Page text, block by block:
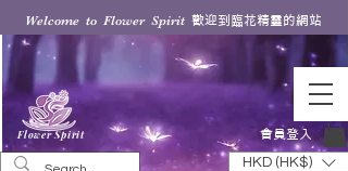
HKD (HK$)
Flower Spirit 會員登入
Welcome to Flower Spirit 歡迎到臨花精靈的網站